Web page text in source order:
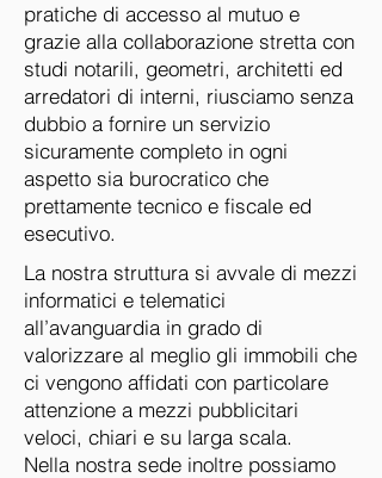
pratiche di accesso al mutuo e
grazie alla collaborazione stretta con
studi notarili, geometri, architetti ed
arredatori di interni, riusciamo senza
dubbio a fornire un servizio
sicuramente completo in ogni
aspetto sia burocratico che
prettamente tecnico e fiscale ed
esecutivo.
La nostra struttura si avvale di mezzi
informatici e telematici
all’avanguardia in grado di
valorizzare al meglio gli immobili che
ci vengono affidati con particolare
attenzione a mezzi pubblicitari
veloci, chiari e su larga scala.
Nella nostra sede inoltre possiamo